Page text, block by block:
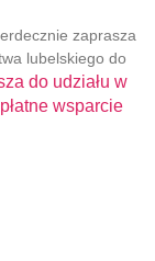
zaprasza
lubelskiego do
do udziału w
wsparcie